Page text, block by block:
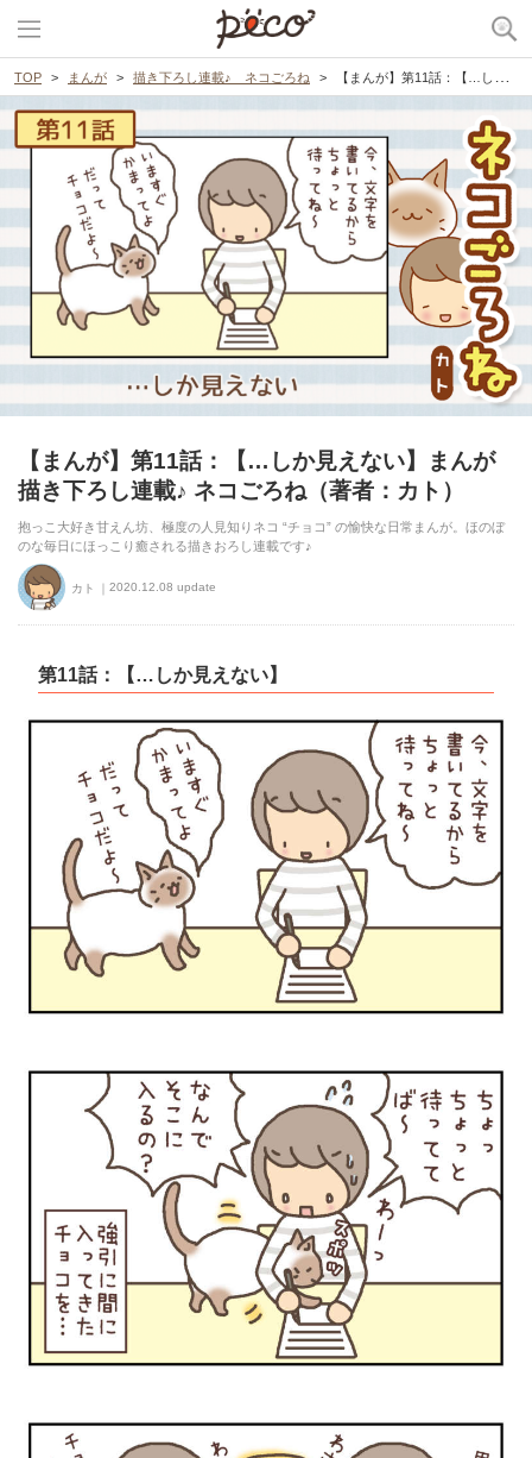
TOP まんが 描き下ろし連載♪ ネコごろね 【まんが】第11話：【…しか見えない】まんが描き下ろし連載♪ ネコごろね（著者：カト）
【まんが】第11話：【…しか見えない】まんが
描き下ろし連載♪ ネコごろね（著者：カト）
抱っこ大好き甘えん坊、極度の人見知りネコ “チョコ” の愉快な日常まんが。ほのぼ
のな毎日にほっこり癒される描きおろし連載です♪
カト 2020.12.08 update
第11話：【…しか見えない】